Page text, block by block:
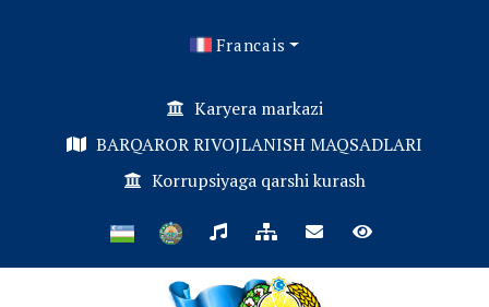
Francais
Karyera markazi
BARQAROR RIVOJLANISH MAQSADLARI
Korrupsiyaga qarshi kurash